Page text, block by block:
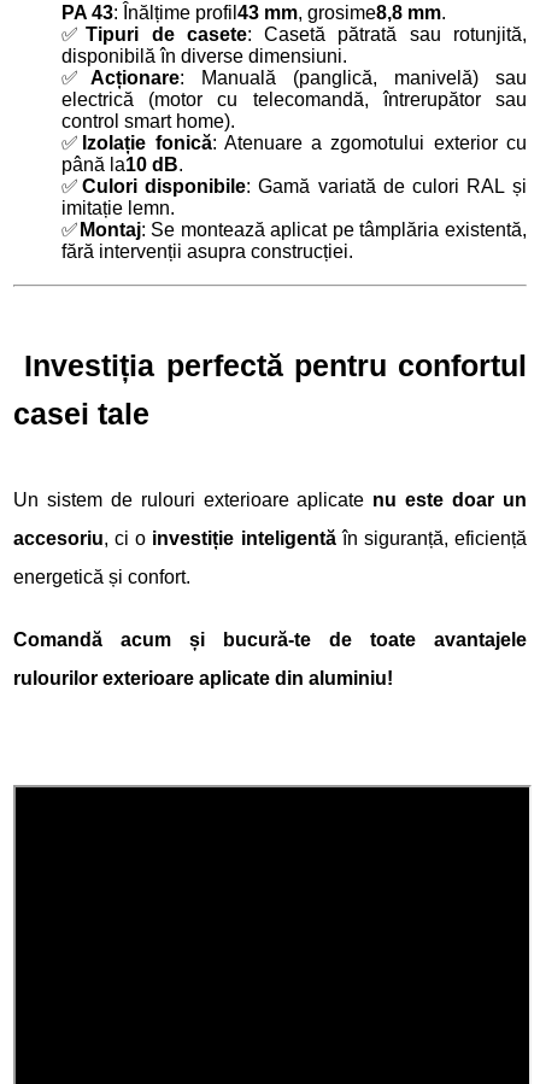
PA 43: Înălțime profil43 mm, grosime8,8 mm.
✅Tipuri de casete: Casetă pătrată sau rotunjită,
disponibilă în diverse dimensiuni.
✅Acționare: Manuală (panglică, manivelă) sau
electrică (motor cu telecomandă, întrerupător sau
control smart home).
✅ Izolație fonică: Atenuare a zgomotului exterior cu
până la10 dB.
✅ Culori disponibile: Gamă variată de culori RAL și
imitație lemn.
✅ Montaj: Se montează aplicat pe tâmplăria existentă,
fără intervenții asupra construcției.
Investiția perfectă pentru confortul
casei tale
Un sistem de rulouri exterioare aplicate nu este doar un
accesoriu, ci o investiție inteligentăîn siguranță, eficiență
energetică și confort.
Comandă acum și bucură-te de toate avantajele
rulourilor exterioare aplicate din aluminiu!